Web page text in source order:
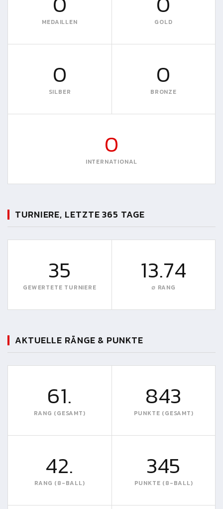
MEDAILLEN GOLD
0
SILBER
0
BRONZE
0
INTERNATIONAL
TURNIERE, LETZTE 365 TAGE
35
GEWERTETE TURNIERE
13.74
∅ RANG
AKTUELLE RÄNGE & PUNKTE
61.
RANG (GESAMT)
843
PUNKTE (GESAMT)
42.
RANG (8-BALL)
345
PUNKTE (8-BALL)